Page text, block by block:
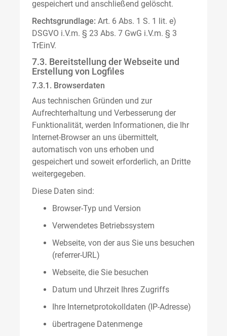
gespeichert und anschließend gelöscht.
Rechtsgrundlage: Art. 6 Abs. 1 S. 1 lit. e)
DSGVO i.V.m. § 23 Abs. 7 GwG i.V.m. § 3
TrEinV.
7.3. Bereitstellung der Webseite und
Erstellung von Logfiles
7.3.1. Browserdaten
Aus technischen Gründen und zur
Aufrechterhaltung und Verbesserung der
Funktionalität, werden Informationen, die Ihr
Internet-Browser an uns übermittelt,
automatisch von uns erhoben und
gespeichert und soweit erforderlich, an Dritte
weitergegeben.
Diese Daten sind:
Browser-Typ und Version
Verwendetes Betriebssystem
Webseite, von der aus Sie uns besuchen
(referrer-URL)
Webseite, die Sie besuchen
Datum und Uhrzeit Ihres Zugriffs
Ihre Internetprotokolldaten (IP-Adresse)
übertragene Datenmenge